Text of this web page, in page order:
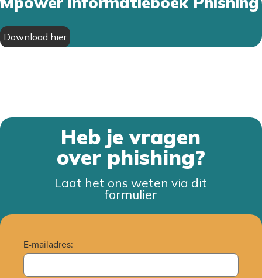
Download hier
heb je vragen
over phishing?
Laat het ons weten via dit
formulier
E-mailadres: